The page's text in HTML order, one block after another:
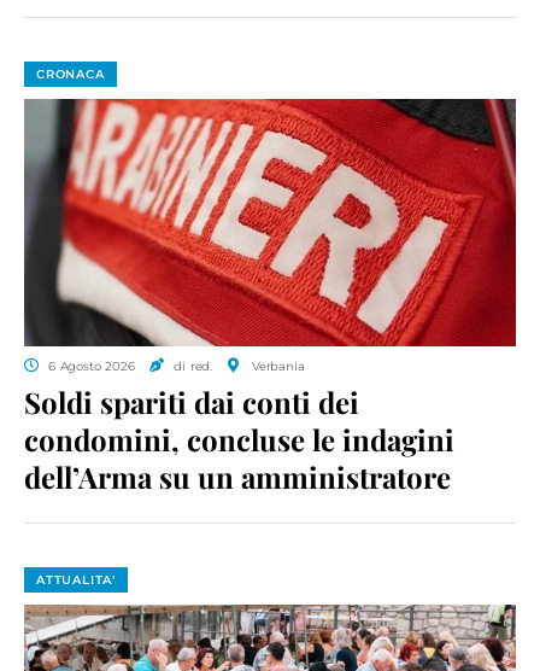
CRONACA
6 Agosto 2026 di red. Verbania
Soldi spariti dai conti dei
condomini, concluse le indagini
dell’Arma su un amministratore
ATTUALITA'